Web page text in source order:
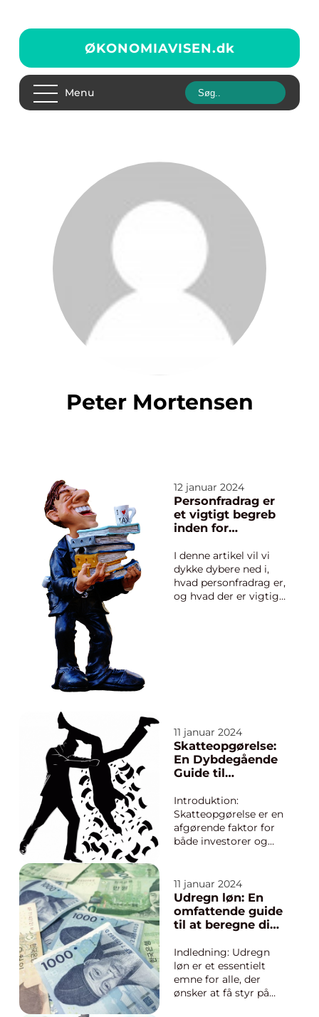
ØKONOMIAVISEN.dk
Menu
Peter Mortensen
12 januar 2024
Personfradrag er
et vigtigt begreb
inden for
forhold, som kan
have stor
betydning for
enkeltpersoner
I denne artikel vil vi
dykke dybere ned i,
hvad personfradrag er,
og hvad der er vigtigt
11 januar 2024
Skatteopgørelse:
En Dybdegående
Guide til
Finansfolk
Introduktion:
Skatteopgørelse er en
afgørende faktor for
både investorer og
skattepligtige opgør
sine
skatteforpligtelser og
indberetter sine
indkomster og
udgifter til de rette
myndigheder. I denne
artike...
11 januar 2024
Udregn løn: En
omfattende guide
til at beregne din
Indledning: Udregn
løn er et essentielt
emne for alle, der
ønsker at få styr på